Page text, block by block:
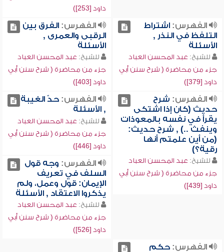
داود [253])
الفهرس:اشتراط
التلفظ في النذر ,
الأسئلة
للشيخ: عبد المحسن العباد
جزء من محاضرة ( شرح سنن أبي
داود [379])
الفهرس:الفرق بين
الرقبى والعمرى ,
الأسئلة
للشيخ: عبد المحسن العباد
جزء من محاضرة ( شرح سنن أبي
داود [403])
الفهرس: شرح
حديث (كان إذا اشتكى
يقرأ في نفسه بالمعوذات
وينفث ..) , شرح حديث:
(من أين علمتم أنها
رقية؟)
للشيخ: عبد المحسن العباد
جزء من محاضرة ( شرح سنن أبي
داود [439])
الفهرس:حدّ الغيبة
, الأسئلة
للشيخ: عبد المحسن العباد
جزء من محاضرة ( شرح سنن أبي
داود [446])
الفهرس: وجه قول
السلف في تعريف
الإيمان: قول وعمل، ولم
يذكروا الاعتقاد , الأسئلة
للشيخ: عبد المحسن العباد
جزء من محاضرة ( شرح سنن أبي
داود [526])
الفهرس:حكم